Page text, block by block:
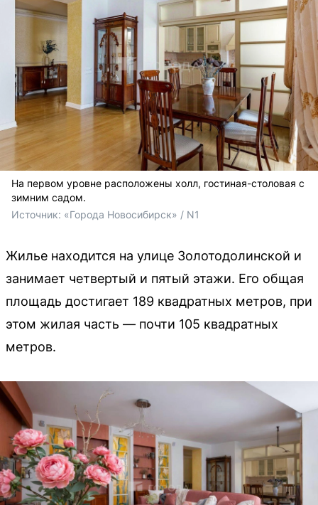
На первом уровне расположены холл, гостиная-столовая с
зимним садом.
Источник: «Города Новосибирск» / N1
Жилье находится на улице Золотодолинской и
занимает четвертый и пятый этажи. Его общая
площадь достигает 189 квадратных метров, при
этом жилая часть — почти 105 квадратных
метров.